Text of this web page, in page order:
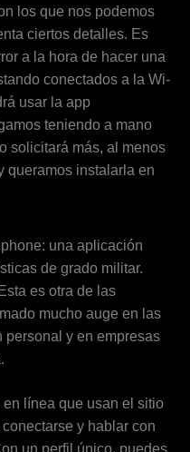
los que nos podemos
ciertos detalles. Es
a la hora de hacer una
conectados a la Wi-
usar la app
teniendo a mano
solicitará más, al menos
queramos instalarla en
una aplicación
de grado militar.
es otra de las
mucho auge en las
personal y en empresas
línea que usan el sitio
y hablar con
un perfil único, puedes